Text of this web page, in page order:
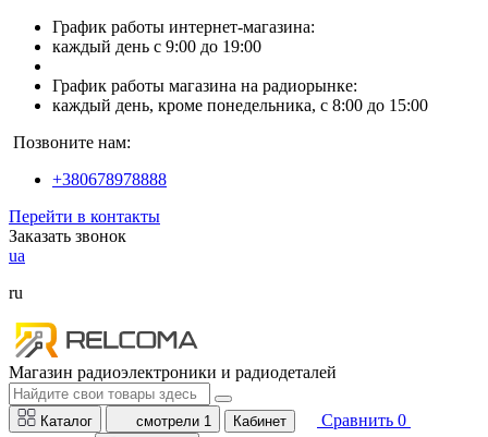
График работы интернет-магазина:
каждый день с 9:00 до 19:00
График работы магазина на радиорынке:
каждый день, кроме понедельника, с 8:00 до 15:00
Позвоните нам:
+380678978888
Перейти в контакты
Заказать звонок
ua
ru
Магазин радиоэлектроники и радиодеталей
Каталог смотрели 1 Кабинет Сравнить 0